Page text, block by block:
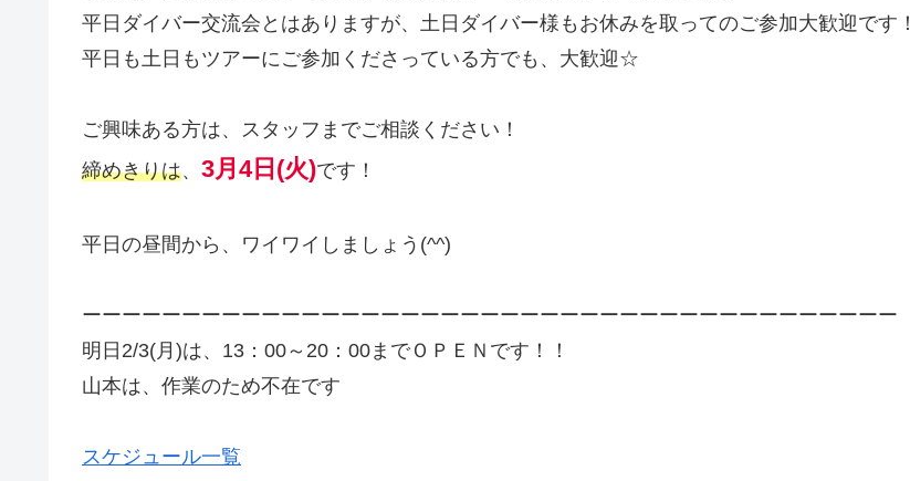
平日ダイバー交流会とはありますが、土日ダイバー様もお休みを取ってのご参加大歓迎です！
平日も土日もツアーにご参加くださっている方でも、大歓迎☆
ご興味ある方は、スタッフまでご相談ください！
締めきりは、 3月4日(火)です！
平日の昼間から、ワイワイしましょう(^^)
ーーーーーーーーーーーーーーーーーーーーーーーーーーーーーーーーーーーーーーーーー
明日2/3(月)は、13：00～20：00までＯＰＥＮです！！
山本は、作業のため不在です
スケジュール一覧